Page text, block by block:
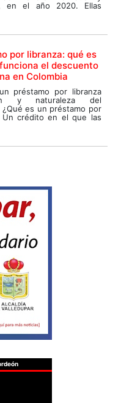
en el año 2020. Ellas
por libranza: qué es
el descuento
en Colombia
préstamo por libranza
y naturaleza del
es un préstamo por
Un crédito en el que las